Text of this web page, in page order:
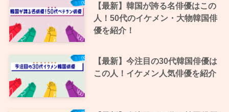
【最新】韓国が誇る名俳優はこの
人！50代のイケメン・大物韓国俳
優を紹介！
【最新】今注目の30代韓国俳優は
この人！イケメン人気俳優を紹介